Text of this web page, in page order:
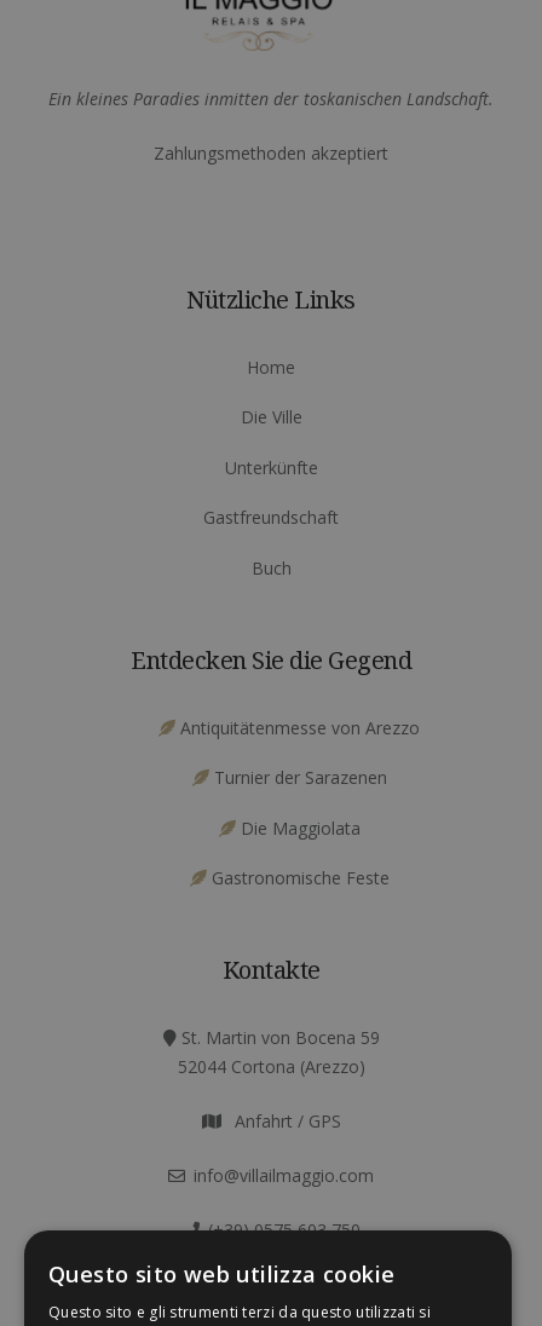
Ein kleines Paradies inmitten der toskanischen Landschaft.
Zahlungsmethoden akzeptiert
Nützliche Links
Home
Die Ville
Unterkünfte
Gastfreundschaft
Buch
Entdecken Sie die Gegend
Antiquitätenmesse von Arezzo
Turnier der Sarazenen
Die Maggiolata
Gastronomische Feste
Kontakte
St. Martin von Bocena 59
52044 Cortona (Arezzo)
Anfahrt / GPS
info@villailmaggio.com
(+39) 0575 603 750
Questo sito web utilizza cookie
Questo sito e gli strumenti terzi da questo utilizzati si